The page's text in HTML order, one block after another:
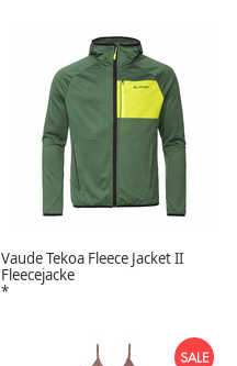
Vaude Tekoa Fleece Jacket II
Fleecejacke
*